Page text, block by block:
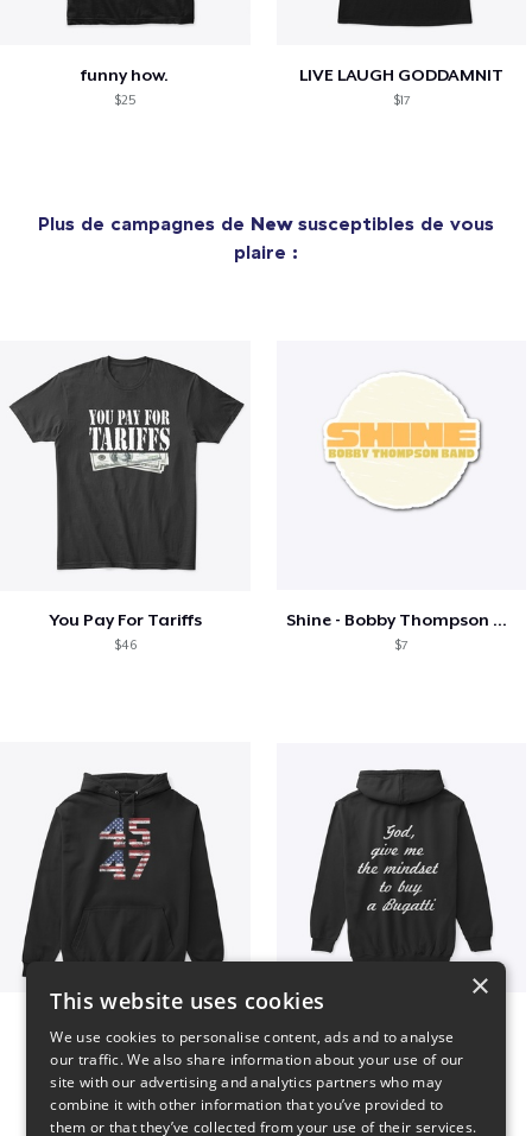
funny how.
$25
LIVE LAUGH GODDAMNIT
$17
Plus de campagnes de Newsusceptibles de vous
plaire :
You Pay For Tariffs
$46
Shine - Bobby Thompson Band Merch
$7
$40 $51
×
This website uses cookies
We use cookies to personalise content, ads and to analyse
our traffic. We also share information about your use of our
site with our advertising and analytics partners who may
combine it with other information that you’ve provided to
them or that they’ve collected from your use of their services.